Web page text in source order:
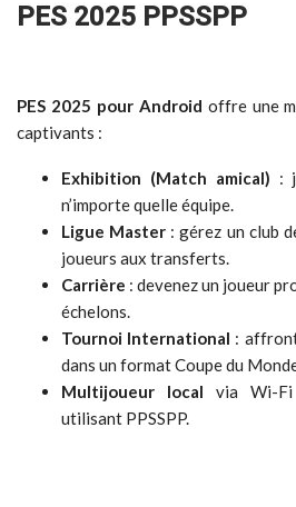
PES 2025 PPSSPP
PES 2025 pour Android offre une
captivants :
Exhibition (Match amical) :
n’importe quelle équipe.
Ligue Master : gérez un club
joueurs aux transferts.
Carrière : devenez un joueur
échelons.
Tournoi International :
dans un format Coupe du
Multijoueur local via Wi-
utilisant PPSSPP.